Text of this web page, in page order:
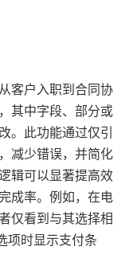
客户入职到合同协
其中字段、部分或
。此功能通过仅引
减少错误，并简化
辑可以显著提高效
成率。例如，在电
仅看到与其选择相
项时显示支付条